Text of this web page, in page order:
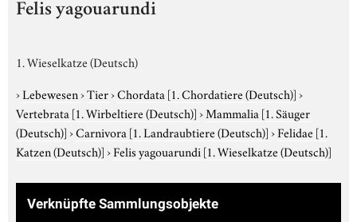
Felis yagouarundi
1. Wieselkatze (Deutsch)
›Lebewesen›Tier›Chordata [1. Chordatiere (Deutsch)]›
Vertebrata [1. Wirbeltiere (Deutsch)]›Mammalia [1. Säuger
(Deutsch)]›Carnivora [1. Landraubtiere (Deutsch)]›Felidae [1.
Katzen (Deutsch)]›Felis yagouarundi [1. Wieselkatze (Deutsch)]
Verknüpfte Sammlungsobjekte